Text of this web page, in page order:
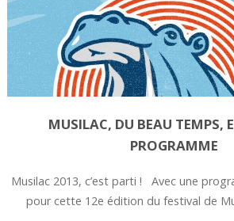
MUSILAC, DU BEAU TEMPS,
PROGRAMME
Musilac 2013, c’est parti ! Avec une
pour cette 12e édition du festival de